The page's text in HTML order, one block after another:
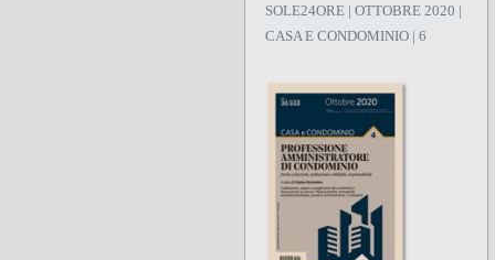
SOLE24ORE | OTTOBRE 2020 |
CASA E CONDOMINIO | 6